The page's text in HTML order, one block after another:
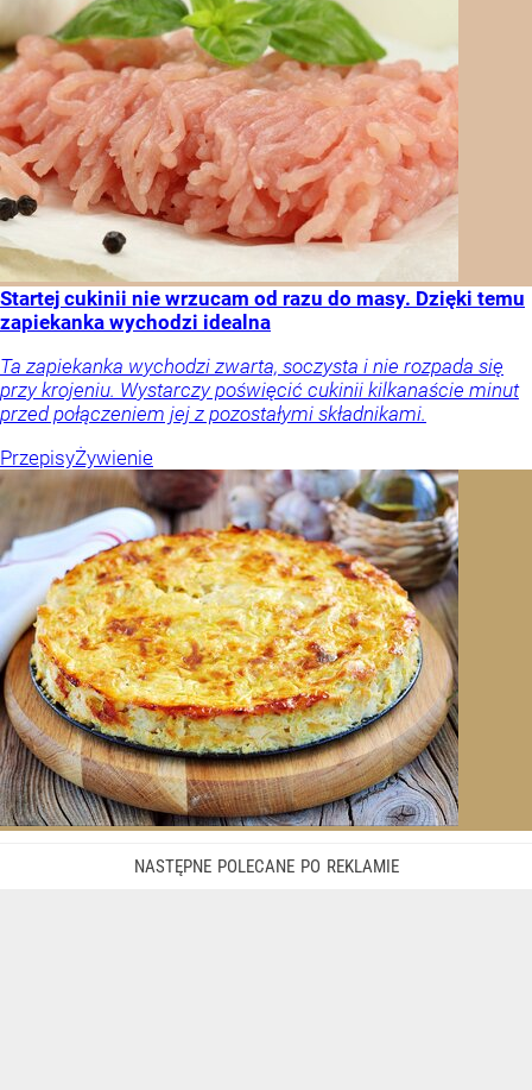
Startej cukinii nie wrzucam od razu do masy. Dzięki temu
zapiekanka wychodzi idealna
Ta zapiekanka wychodzi zwarta, soczysta i nie rozpada się
przy krojeniu. Wystarczy poświęcić cukinii kilkanaście minut
przed połączeniem jej z pozostałymi składnikami.
PrzepisyŻywienie